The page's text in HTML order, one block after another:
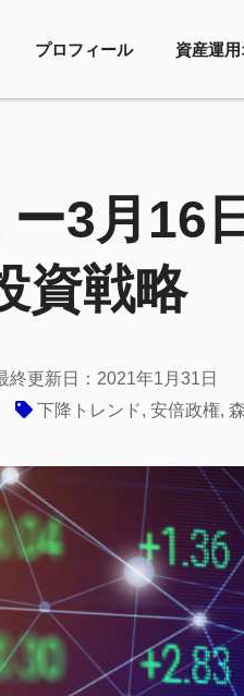
プロフィール 資産運
3月16
資戦略
終更新日：2021年1月31日
下降トレンド, 安倍政権,